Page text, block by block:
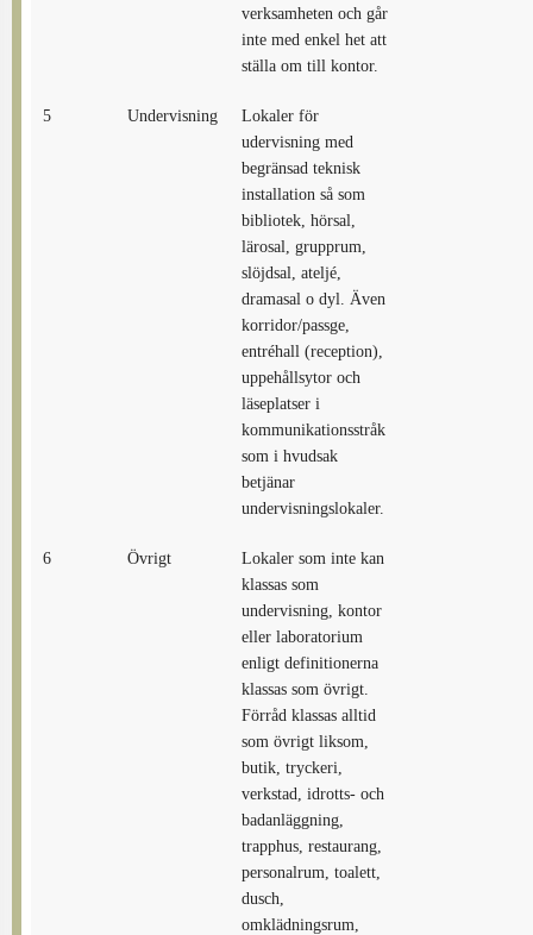
verksamheten och går
inte med enkel het att
ställa om till kontor.
5 Undervisning
Lokaler för
udervisning med
begränsad teknisk
installation så som
bibliotek, hörsal,
lärosal, grupprum,
slöjdsal, ateljé,
dramasal o dyl. Även
korridor/passge,
entréhall (reception),
uppehållsytor och
läseplatser i
kommunikationsstråk
som i hvudsak
betjänar
undervisningslokaler.
6 Övrigt
Lokaler som inte kan
klassas som
undervisning, kontor
eller laboratorium
enligt definitionerna
klassas som övrigt.
Förråd klassas alltid
som övrigt liksom,
butik, tryckeri,
verkstad, idrotts- och
badanläggning,
trapphus, restaurang,
personalrum, toalett,
dusch,
omklädningsrum,